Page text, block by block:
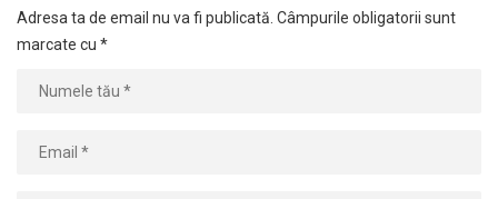
Adresa ta de email nu va fi publicată. Câmpurile obligatorii sunt
marcate cu *